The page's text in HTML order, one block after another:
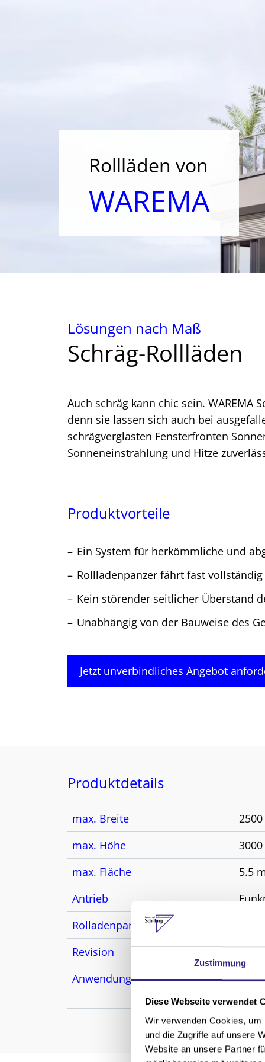
Zustimmung
Diese Webseite verwendet
Wir verwenden Cookies,
und die Zugriffe auf unsere
Website an unsere Partner
Rollläden von
WAREMA
Lösungen nach Maß
Schräg-Rollläden
Auch schräg kann chic sein. WAREMA
denn sie lassen sich auch bei
schrägverglasten Fensterfronten
Sonneneinstrahlung und Hitze
Produktvorteile
Ein System für herkömmliche und
Rollladenpanzer fährt fast
Kein störender seitlicher Überstand
Unabhängig von der Bauweise des
Jetzt unverbindliches Angebot
Produktdetails
max. Breite
max. Höhe
max. Fläche
5.5
Antrieb
Rolladenpanzer
Revision
Anwendungsbereich